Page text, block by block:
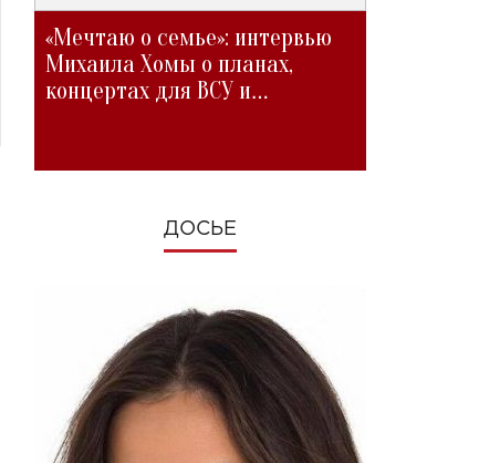
«Мечтаю о семье»: интервью
Михаила Хомы о планах,
концертах для ВСУ и
ДОСЬЕ